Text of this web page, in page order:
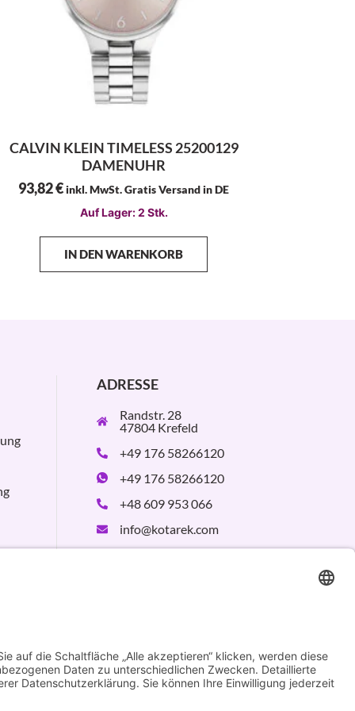
CALVIN KLEIN TIMELESS 25200129
DAMENUHR
93,82€inkl. MwSt. Gratis Versand in DE
Auf Lager: 2 Stk.
IN DEN WARENKORB
ADRESSE
Randstr. 28
47804 Krefeld
+49 176 58266120
+49 176 58266120
+48 609 953 066
info@kotarek.com
Design by KB WebStudio